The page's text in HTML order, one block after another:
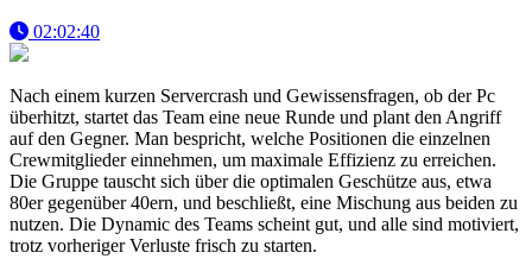
02:02:40
Nach einem kurzen Servercrash und Gewissensfragen, ob der Pc
überhitzt, startet das Team eine neue Runde und plant den Angriff
auf den Gegner. Man bespricht, welche Positionen die einzelnen
Crewmitglieder einnehmen, um maximale Effizienz zu erreichen.
Die Gruppe tauscht sich über die optimalen Geschütze aus, etwa
80er gegenüber 40ern, und beschließt, eine Mischung aus beiden zu
nutzen. Die Dynamic des Teams scheint gut, und alle sind motiviert,
trotz vorheriger Verluste frisch zu starten.